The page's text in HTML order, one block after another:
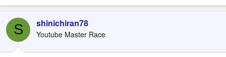
S shinichiran78
Youtube Master Race